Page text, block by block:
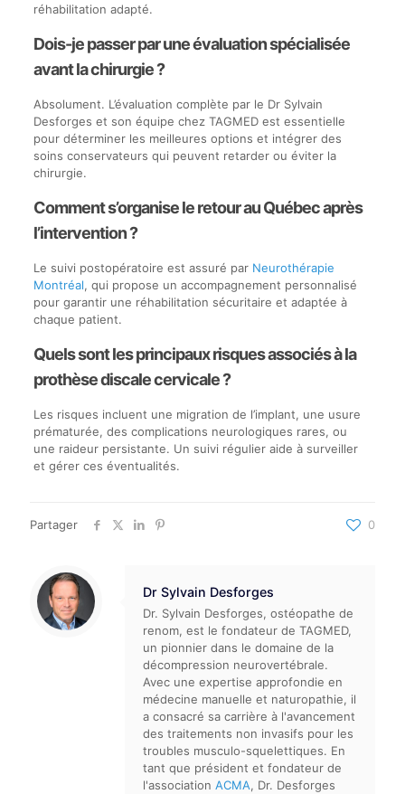
réhabilitation adapté.
Dois-je passer par une évaluation spécialisée
avant la chirurgie ?
Absolument. L’évaluation complète par le Dr Sylvain
Desforges et son équipe chez TAGMED est essentielle
pour déterminer les meilleures options et intégrer des
soins conservateurs qui peuvent retarder ou éviter la
chirurgie.
Comment s’organise le retour au Québec après
l’intervention ?
Le suivi postopératoire est assuré par Neurothérapie
Montréal, qui propose un accompagnement personnalisé
pour garantir une réhabilitation sécuritaire et adaptée à
chaque patient.
Quels sont les principaux risques associés à la
prothèse discale cervicale ?
Les risques incluent une migration de l’implant, une usure
prématurée, des complications neurologiques rares, ou
une raideur persistante. Un suivi régulier aide à surveiller
et gérer ces éventualités.
Partager 0
Dr Sylvain Desforges
Dr. Sylvain Desforges, ostéopathe de
renom, est le fondateur de TAGMED,
un pionnier dans le domaine de la
décompression neurovertébrale.
Avec une expertise approfondie en
médecine manuelle et naturopathie, il
a consacré sa carrière à l'avancement
des traitements non invasifs pour les
troubles musculo-squelettiques. En
tant que président et fondateur de
l'association ACMA, Dr. Desforges